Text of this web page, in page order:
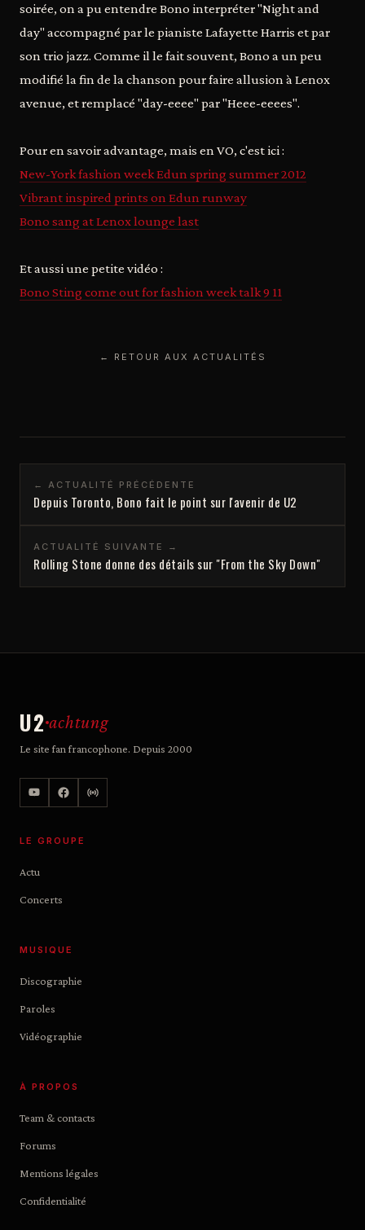
soirée, on a pu entendre Bono interpréter "Night and
day" accompagné par le pianiste Lafayette Harris et par
son trio jazz. Comme il le fait souvent, Bono a un peu
modifié la fin de la chanson pour faire allusion à Lenox
avenue, et remplacé "day-eeee" par "Heee-eeees".
Pour en savoir advantage, mais en VO, c'est ici :
New-York fashion week Edun spring summer 2012
Vibrant inspired prints on Edun runway
Bono sang at Lenox lounge last
Et aussi une petite vidéo :
Bono Sting come out for fashion week talk 9 11
← RETOUR AUX ACTUALITÉS
← ACTUALITÉ PRÉCÉDENTE
Depuis Toronto, Bono fait le point sur l'avenir de U2
ACTUALITÉ SUIVANTE →
Rolling Stone donne des détails sur "From the Sky Down"
U2 achtung
Le site fan francophone. Depuis 2000
LE GROUPE
Actu
Concerts
MUSIQUE
Discographie
Paroles
Vidéographie
À PROPOS
Team & contacts
Forums
Mentions légales
Confidentialité